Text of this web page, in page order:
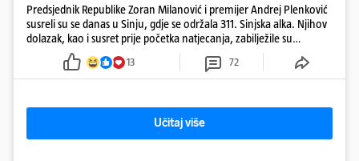
Predsjednik Republike Zoran Milanović i premijer Andrej Plenković
susreli su se danas u Sinju, gdje se održala 311. Sinjska alka. Njihov
dolazak, kao i susret prije početka natjecanja, zabilježile su
kamere. Uz Milanovića i Plenkovića, na Alku su stigli i predsjednik
Hrvatskog sabora Gordan Jandroković, sinjski gradonačelnik Miro
Bulj, zagrebački gradonačelnik Tomislav Tomašević te dubrovački
13 72
Učitaj više